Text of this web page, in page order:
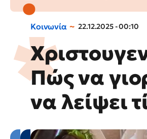
Κοινωνία 22.12.2025 - 00:10
Πώς να
να λείψει